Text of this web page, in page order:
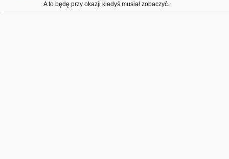
A to będę przy okazji kiedyś musiał zobaczyć.